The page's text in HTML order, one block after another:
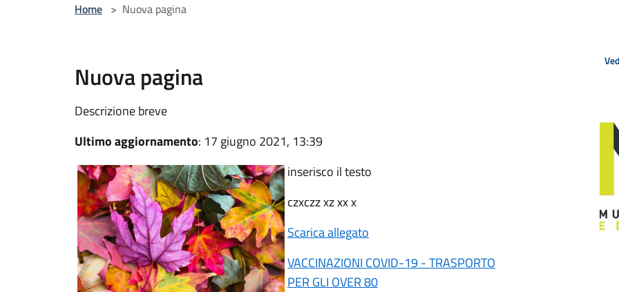
Home > Nuova pagina
Nuova pagina
Descrizione breve
Ultimo aggiornamento: 17 giugno 2021, 13:39
inserisco il testo
czxczz xz xx x
Scarica allegato
VACCINAZIONI COVID-19 - TRASPORTO
PER GLI OVER 80